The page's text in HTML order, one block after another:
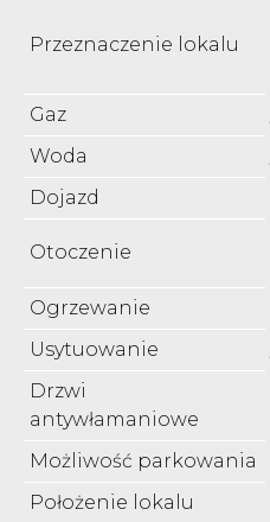
Przeznaczenie lokalu
Gaz
Woda
Dojazd
Otoczenie
Ogrzewanie
Usytuowanie
Drzwi
antywłamaniowe
Możliwość parkowania
Położenie lokalu